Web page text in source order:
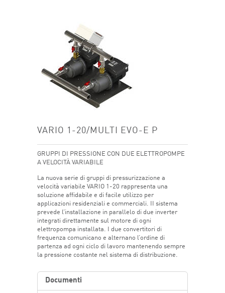
VARIO 1-20/MULTI EVO-E P
GRUPPI DI PRESSIONE CON DUE ELETTROPOMPE
A VELOCITÀ VARIABILE
La nuova serie di gruppi di pressurizzazione a
velocità variabile VARIO 1-20 rappresenta una
soluzione affidabile e di facile utilizzo per
applicazioni residenziali e commerciali. II sistema
prevede l’installazione in parallelo di due inverter
integrati direttamente sul motore di ogni
elettropompa installata. I due convertitori di
frequenza comunicano e alternano l’ordine di
partenza ad ogni ciclo di lavoro mantenendo sempre
la pressione costante nel sistema di distribuzione.
Documenti